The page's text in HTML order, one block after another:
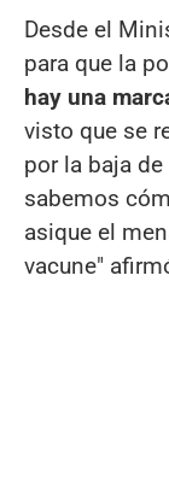
Desde el
para que la
hay una
visto que se
por la baja
sabemos
asique el
vacune"